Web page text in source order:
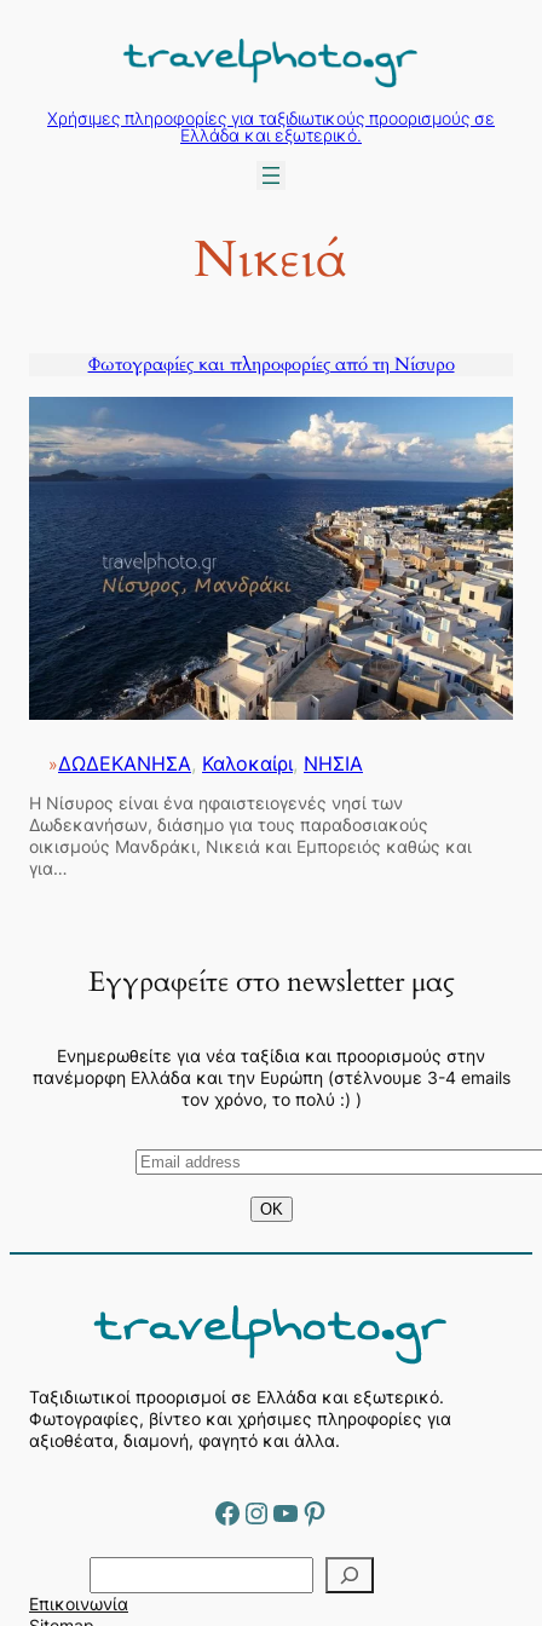
περιεχόμενο
Χρήσιμες πληροφορίες για ταξιδιωτικούς προορισμούς σε
Ελλάδα και εξωτερικό.
Νικειά
Φωτογραφίες και πληροφορίες από τη Νίσυρο
»ΔΩΔΕΚΑΝΗΣΑ, Καλοκαίρι, ΝΗΣΙΑ
Η Νίσυρος είναι ένα ηφαιστειογενές νησί των
Δωδεκανήσων, διάσημο για τους παραδοσιακούς
οικισμούς Μανδράκι, Νικειά και Εμπορειός καθώς και
για…
Εγγραφείτε στο newsletter μας
Ενημερωθείτε για νέα ταξίδια και προορισμούς στην
πανέμορφη Ελλάδα και την Ευρώπη (στέλνουμε 3-4 emails
τον χρόνο, το πολύ :) )
Ταξιδιωτικοί προορισμοί σε Ελλάδα και εξωτερικό.
Φωτογραφίες, βίντεο και χρήσιμες πληροφορίες για
αξιοθέατα, διαμονή, φαγητό και άλλα.
Facebook Instagram YouTube Pinterest
ν
α
Επικοινωνία